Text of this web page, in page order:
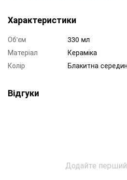
Характеристики
Об'єм
330 мл
Матеріал
Кераміка
Колір
Блакитна
Відгуки
Додайте перший